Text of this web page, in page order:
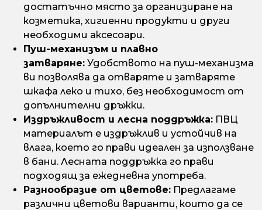
достатъчно място за организиране на
козметика, хигиенни продукти и други
необходими аксесоари.
Пуш-механизъм и плавно
затваряне: Удобството на пуш-механизма
ви позволява да отваряте и затваряте
шкафа леко и тихо, без необходимост от
допълнителни дръжки.
Издръжливост и лесна поддръжка: ПВЦ
материалът е издръжлив и устойчив на
влага, което го прави идеален за използване
в бани. Лесната поддръжка го прави
подходящ за ежедневна употреба.
Разнообразие от цветове: Предлагаме
различни цветови варианти, които да се